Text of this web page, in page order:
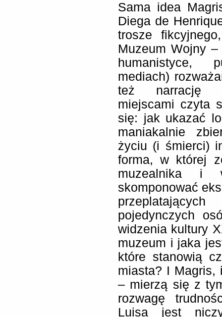
Sama idea
Diega de
trosze
Muzeum Wojny
humanistyce,
mediach)
też narrację
miejscami czyta
się: jak ukazać
maniakalnie
życiu (i śmierci)
forma, w której
muzealnika i
skomponować
pojedynczych
widzenia kultury
muzeum i jaka
które stanowią
miasta? I Magris,
– mierzą się z
rozwagę
Luisa jest